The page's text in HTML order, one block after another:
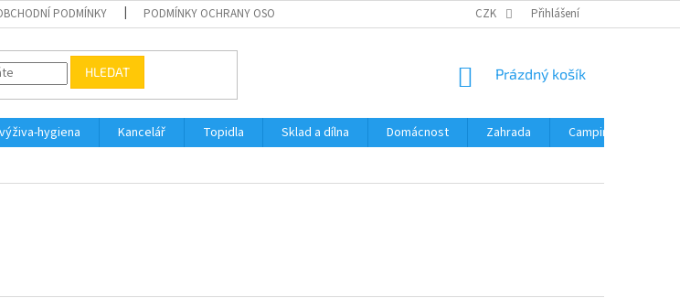
PODMÍNKY PODMÍNKY OCHRANY OSOBNÍCH ÚDAJŮ CZK Přihlášení
HLEDAT
NÁKUPNÍ
Prázdný košík
hygiena Kancelář Topidla Sklad a dílna Domácnost Zahrada Camping